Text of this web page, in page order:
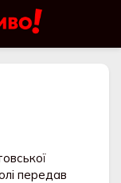
передав